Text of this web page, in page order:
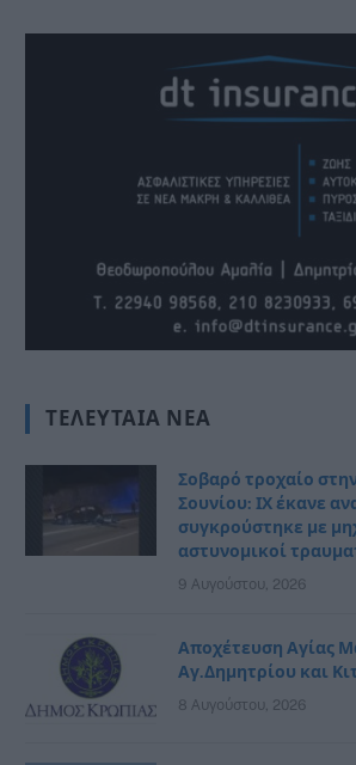
ΤΕΛΕΥΤΑΊΑ ΝΈΑ
Σοβαρό τροχαίο
Σουνίου: ΙΧ έκανε
συγκρούστηκε με
αστυνομικοί
9 Αυγούστου, 2026
Αποχέτευση Αγίας
Αγ.Δημητρίου και
8 Αυγούστου, 2026